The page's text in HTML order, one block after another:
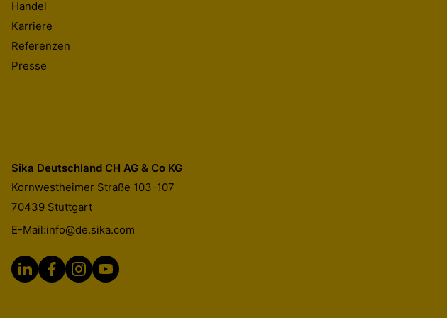
Handel
Karriere
Referenzen
Presse
Sika Deutschland CH AG & Co KG
Kornwestheimer Straße 103-107
70439 Stuttgart
E-Mail:info@de.sika.com